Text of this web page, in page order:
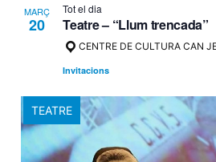
MARÇ
20
Tot el dia
Teatre – “Llum trencada”
CENTRE DE CULTURA CAN
Invitacions
TEATRE